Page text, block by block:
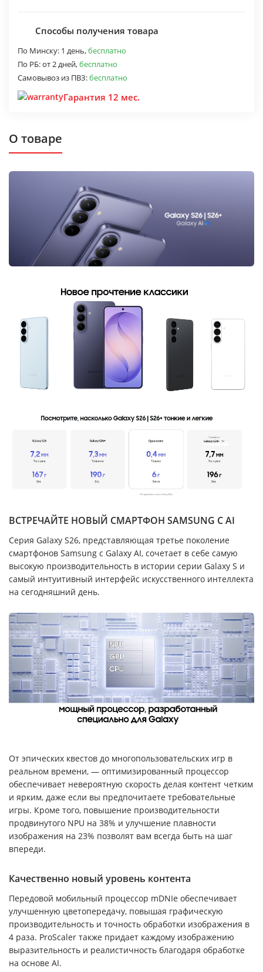
Способы получения товара
По Минску: 1 день,бесплатно
По РБ:от 2 дней,бесплатно
Самовывоз из ПВЗ:бесплатно
Гарантия 12 мес.
О товаре
ВСТРЕЧАЙТЕ НОВЫЙ СМАРТФОН SAMSUNG С AI
Серия Galaxy S26, представляющая третье поколение
смартфонов Samsung с Galaxy AI, сочетает в себе самую
высокую производительность в истории серии Galaxy S и
самый интуитивный интерфейс искусственного интеллекта
на сегодняшний день.
От эпических квестов до многопользовательских игр в
реальном времени, — оптимизированный процессор
обеспечивает невероятную скорость делая контент четким
и ярким, даже если вы предпочитаете требовательные
игры. Кроме того, повышение производительности
продвинутого NPU на 38% и улучшение плавности
изображения на 23% позволят вам всегда быть на шаг
впереди.
Качественно новый уровень контента
Передовой мобильный процессор mDNIe обеспечивает
улучшенную цветопередачу, повышая графическую
производительность и точность обработки изображения в
4 раза. ProScaler также придает каждому изображению
выразительность и реалистичность благодаря обработке
на основе AI.